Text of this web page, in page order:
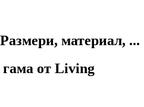
Размери, материал, ...
от Living